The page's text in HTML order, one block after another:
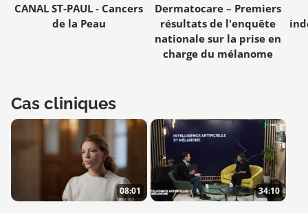
CANAL ST-PAUL - Cancers
de la Peau
Dermatocare – Premiers
résultats de l'enquête
nationale sur la prise en
charge du mélanome
Cas cliniques
08:01 34:10